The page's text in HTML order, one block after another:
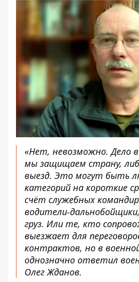
«Нет, невозможно. Дело
мы защищаем страну,
выезд. Это могут быть
категорий на короткие
счёт служебных
водители-
груз. Или те, кто
выезжает для
контрактов, но в
однозначно ответил
Олег Жданов.